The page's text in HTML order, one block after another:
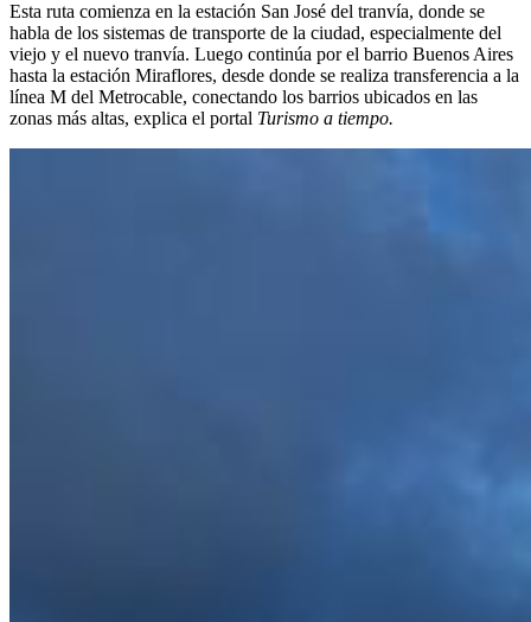
Esta ruta comienza en la estación San José del tranvía, donde se
habla de los sistemas de transporte de la ciudad, especialmente del
viejo y el nuevo tranvía. Luego continúa por el barrio Buenos Aires
hasta la estación Miraflores, desde donde se realiza transferencia a la
línea M del Metrocable, conectando los barrios ubicados en las
zonas más altas, explica el portal Turismo a tiempo.